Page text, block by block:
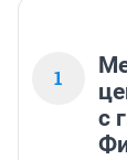
1
с